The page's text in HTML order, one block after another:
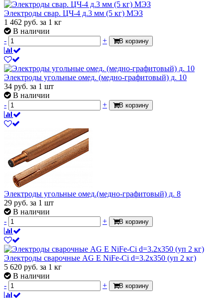
Электроды свар. ЦЧ-4 д.3 мм (5 кг) МЭЗ
1 462 руб. за 1 кг
В наличии
-
+ В корзину
Электроды угольные омед. (медно-графитовый) д. 10
34 руб. за 1 шт
В наличии
-
+ В корзину
Электроды угольные омед.(медно-графитовый) д. 8
29 руб. за 1 шт
В наличии
-
+ В корзину
Электроды сварочные AG E NiFe-Ci d=3.2х350 (уп 2 кг)
5 620 руб. за 1 кг
В наличии
-
+ В корзину